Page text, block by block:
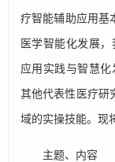
疗智能辅助应用基
医学智能化发展
应用实践与智慧
其他代表性医疗研
域的实操技能。现
主题、内容